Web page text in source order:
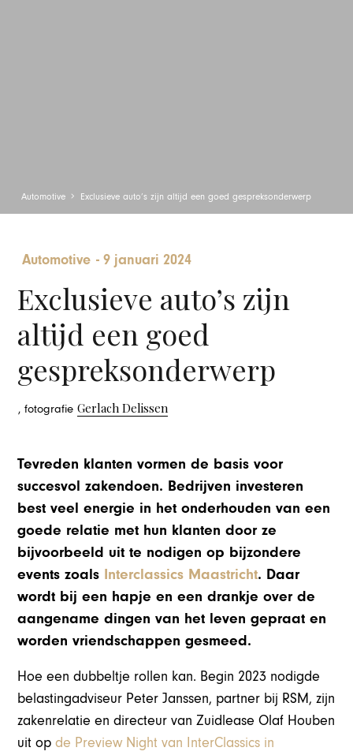
Automotive Exclusieve auto’s zijn altijd een goed gespreksonderwerp
Automotive -9 januari 2024
Exclusieve auto’s zijn
altijd een goed
gespreksonderwerp
, fotografieGerlach Delissen
Tevreden klanten vormen de basis voor
succesvol zakendoen. Bedrijven investeren
best veel energie in het onderhouden van een
goede relatie met hun klanten door ze
bijvoorbeeld uit te nodigen op bijzondere
events zoals Interclassics Maastricht. Daar
wordt bij een hapje en een drankje over de
aangename dingen van het leven gepraat en
worden vriendschappen gesmeed.
Hoe een dubbeltje rollen kan. Begin 2023 nodigde
belastingadviseur Peter Janssen, partner bij RSM, zijn
zakenrelatie en directeur van Zuidlease Olaf Houben
uit opde Preview Night van InterClassics in